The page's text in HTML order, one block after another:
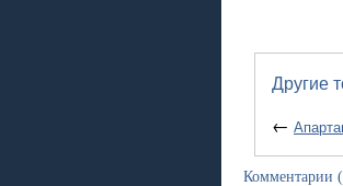
Другие
←
Комментарии